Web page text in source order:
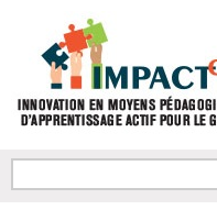
FORMULAIRE DE